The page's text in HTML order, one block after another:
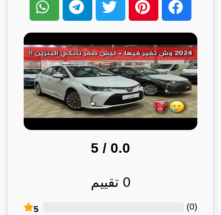
0.0
/ 5
0 تقييم
5 (
0
)